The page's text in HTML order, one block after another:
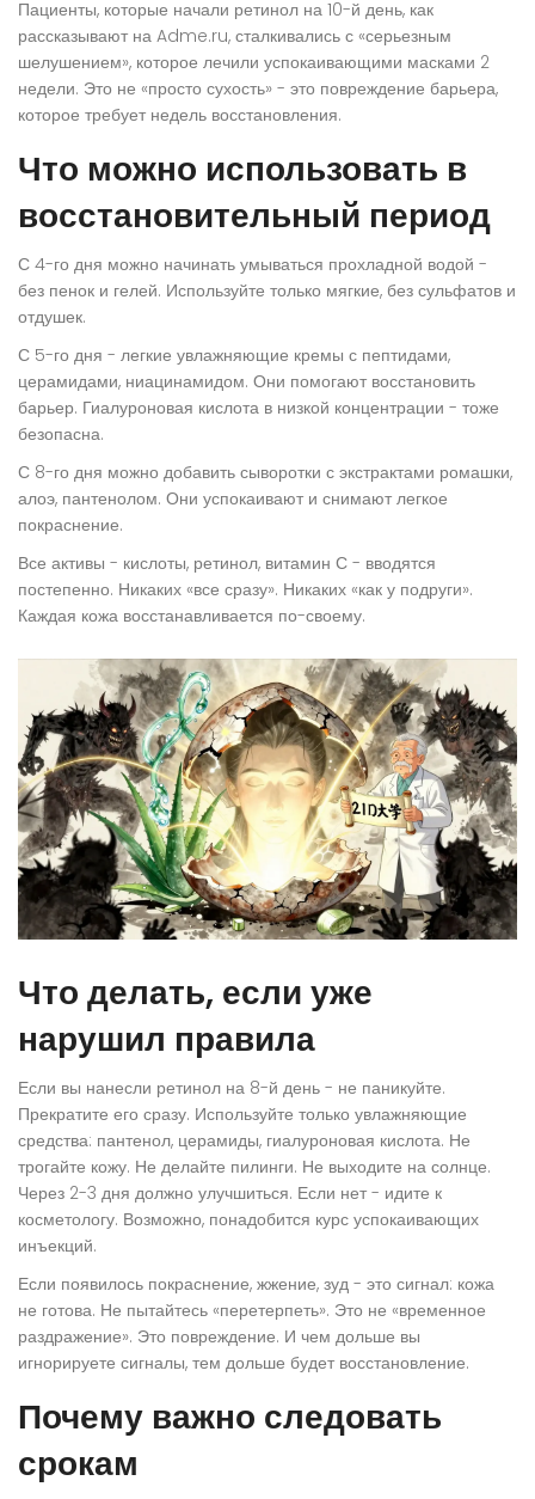
Пациенты, которые начали ретинол на 10-й день, как
рассказывают на Adme.ru, сталкивались с «серьезным
шелушением», которое лечили успокаивающими масками 2
недели. Это не «просто сухость» - это повреждение барьера,
которое требует недель восстановления.
Что можно использовать в
восстановительный период
С 4-го дня можно начинать умываться прохладной водой -
без пенок и гелей. Используйте только мягкие, без сульфатов и
отдушек.
С 5-го дня - легкие увлажняющие кремы с пептидами,
церамидами, ниацинамидом. Они помогают восстановить
барьер. Гиалуроновая кислота в низкой концентрации - тоже
безопасна.
С 8-го дня можно добавить сыворотки с экстрактами ромашки,
алоэ, пантенолом. Они успокаивают и снимают легкое
покраснение.
Все активы - кислоты, ретинол, витамин С - вводятся
постепенно. Никаких «все сразу». Никаких «как у подруги».
Каждая кожа восстанавливается по-своему.
Что делать, если уже
нарушил правила
Если вы нанесли ретинол на 8-й день - не паникуйте.
Прекратите его сразу. Используйте только увлажняющие
средства: пантенол, церамиды, гиалуроновая кислота. Не
трогайте кожу. Не делайте пилинги. Не выходите на солнце.
Через 2-3 дня должно улучшиться. Если нет - идите к
косметологу. Возможно, понадобится курс успокаивающих
инъекций.
Если появилось покраснение, жжение, зуд - это сигнал: кожа
не готова. Не пытайтесь «перетерпеть». Это не «временное
раздражение». Это повреждение. И чем дольше вы
игнорируете сигналы, тем дольше будет восстановление.
Почему важно следовать
срокам